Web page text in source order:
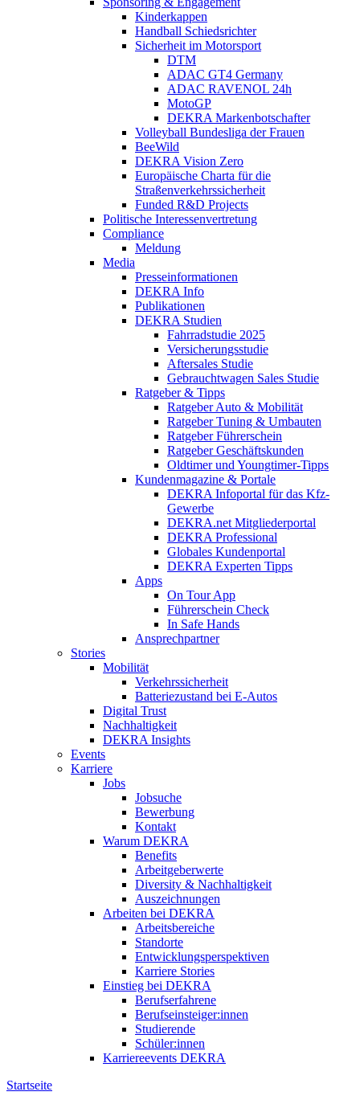
Kinderkappen
Handball Schiedsrichter
Sicherheit im Motorsport
DTM
ADAC GT4 Germany
ADAC RAVENOL 24h
MotoGP
DEKRA Markenbotschafter
Volleyball Bundesliga der Frauen
BeeWild
DEKRA Vision Zero
Europäische Charta für die
Straßenverkehrssicherheit
Funded R&D Projects
Politische Interessenvertretung
Compliance
Meldung
Media
Presseinformationen
DEKRA Info
Publikationen
DEKRA Studien
Fahrradstudie 2025
Versicherungsstudie
Aftersales Studie
Gebrauchtwagen Sales Studie
Ratgeber & Tipps
Ratgeber Auto & Mobilität
Ratgeber Tuning & Umbauten
Ratgeber Führerschein
Ratgeber Geschäftskunden
Oldtimer und Youngtimer-Tipps
Kundenmagazine & Portale
DEKRA Infoportal für das Kfz-
Gewerbe
DEKRA.net Mitgliederportal
DEKRA Professional
Globales Kundenportal
DEKRA Experten Tipps
Apps
On Tour App
Führerschein Check
In Safe Hands
Ansprechpartner
Stories
Mobilität
Verkehrssicherheit
Batteriezustand bei E-Autos
Digital Trust
Nachhaltigkeit
DEKRA Insights
Events
Karriere
Jobs
Jobsuche
Bewerbung
Kontakt
Warum DEKRA
Benefits
Arbeitgeberwerte
Diversity & Nachhaltigkeit
Auszeichnungen
Arbeiten bei DEKRA
Arbeitsbereiche
Standorte
Entwicklungsperspektiven
Karriere Stories
Einstieg bei DEKRA
Berufserfahrene
Berufseinsteiger:innen
Studierende
Schüler:innen
Karriereevents DEKRA
Startseite